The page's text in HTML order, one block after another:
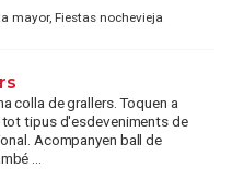
mayor, Fiestas nochevieja
colla de grallers. Toquen a
tot tipus d'esdeveniments de
Acompanyen ball de
...